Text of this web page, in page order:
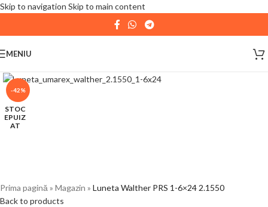
Skip to navigation Skip to main content
| 📦 Program livrari|In perioada11 August - 18
August,
expediate. Va multumim pentru intelegere!
MENIU
-42%
STOC
EPUIZ
AT
Prima pagină » Magazin » Luneta Walther PRS 1-6×24 2.1550
Back to products